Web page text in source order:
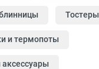
Тостеры
и термопоты